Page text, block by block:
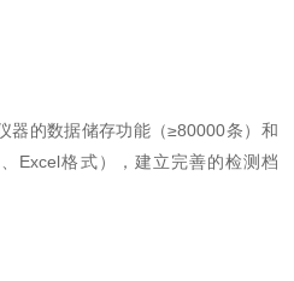
器的数据储存功能（≥80000条）和
Excel格式），建立完善的检测档